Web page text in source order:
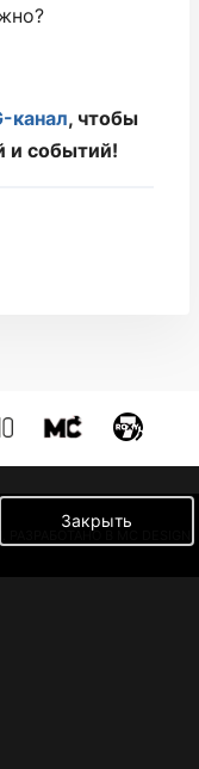
канал, чтобы
и событий!
В MC DESIGN.
Закрыть